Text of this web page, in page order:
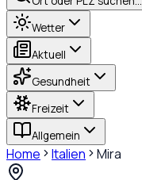
Wetter
Aktuell
Gesundheit
Freizeit
Allgemein
Home Italien Mira